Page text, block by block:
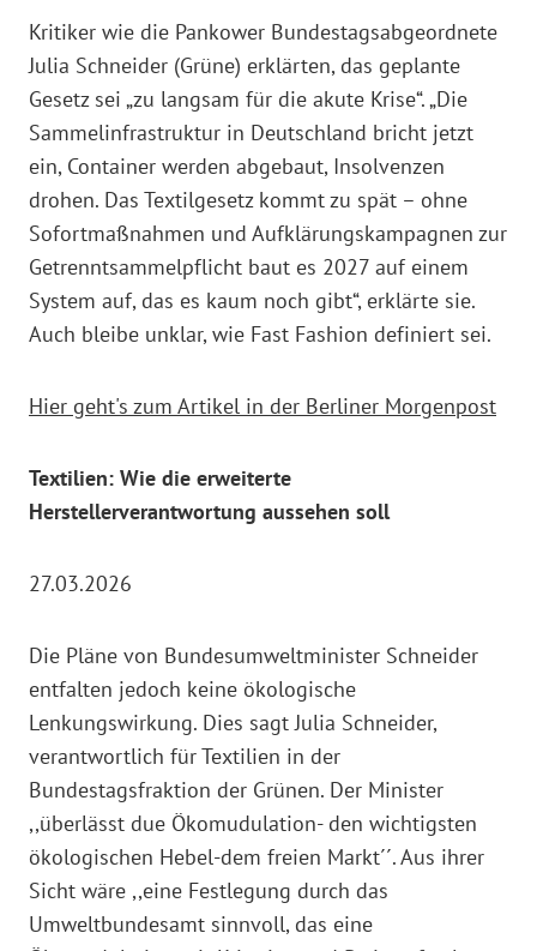
Kritiker wie die Pankower Bundestagsabgeordnete
Julia Schneider (Grüne) erklärten, das geplante
Gesetz sei „zu langsam für die akute Krise“. „Die
Sammelinfrastruktur in Deutschland bricht jetzt
ein, Container werden abgebaut, Insolvenzen
drohen. Das Textilgesetz kommt zu spät – ohne
Sofortmaßnahmen und Aufklärungskampagnen zur
Getrenntsammelpflicht baut es 2027 auf einem
System auf, das es kaum noch gibt“, erklärte sie.
Auch bleibe unklar, wie Fast Fashion definiert sei.
Hier geht's zum Artikel in der Berliner Morgenpost
Textilien: Wie die erweiterte
Herstellerverantwortung aussehen soll
27.03.2026
Die Pläne von Bundesumweltminister Schneider
entfalten jedoch keine ökologische
Lenkungswirkung. Dies sagt Julia Schneider,
verantwortlich für Textilien in der
Bundestagsfraktion der Grünen. Der Minister
,,überlässt due Ökomudulation- den wichtigsten
ökologischen Hebel-dem freien Markt´´. Aus ihrer
Sicht wäre ,,eine Festlegung durch das
Umweltbundesamt sinnvoll, das eine